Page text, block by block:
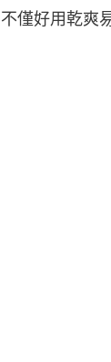
不僅好用乾爽